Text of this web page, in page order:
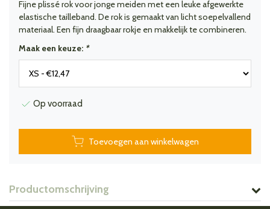
Fijne plissé rok voor jonge meiden met een leuke afgewerkte
elastische tailleband. De rok is gemaakt van licht soepelvallend
materiaal. Een fijn draagbaar rokje en makkelijk te combineren.
Maak een keuze: *
Op voorraad
Toevoegen aan winkelwagen
Productomschrijving